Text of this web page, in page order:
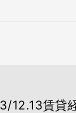
3/12.13賃貸